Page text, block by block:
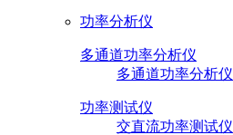
功率分析仪
多通道功率分析仪
多通道功率分析仪
功率测试仪
交直流功率测试仪